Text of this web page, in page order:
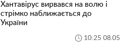
Хантавірус вирвався на волю і
стрімко наближається до
України
10:25 08.05